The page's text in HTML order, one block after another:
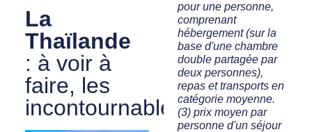
La
Thaïlande
: à voir à
faire, les
incontournables
pour une personne,
comprenant
hébergement (sur la
base d'une chambre
double partagée par
deux personnes),
repas et transports en
catégorie moyenne.
(3) prix moyen par
personne d'un séjour